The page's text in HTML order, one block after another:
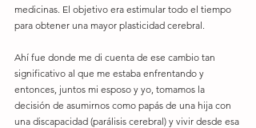
medicinas. El objetivo era estimular todo el tiempo
para obtener una mayor plasticidad cerebral.
Ahí fue donde me di cuenta de ese cambio tan
significativo al que me estaba enfrentando y
entonces, juntos mi esposo y yo, tomamos la
decisión de asumirnos como papás de una hija con
una discapacidad (parálisis cerebral) y vivir desde esa